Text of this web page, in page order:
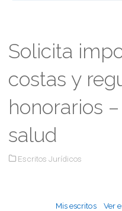
Solicita
costas y
honorarios
salud
Escritos Jurídicos
Mis escritos Ver